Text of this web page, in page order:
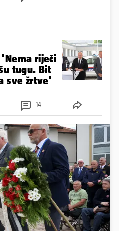
riječi
tugu. Bit
sve žrtve'
14